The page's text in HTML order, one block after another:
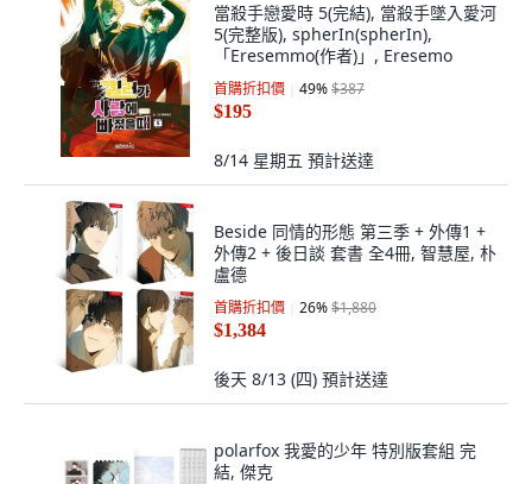
當殺手戀愛時 5(完結), 當殺手墜入愛河
5(完整版), spherIn(spherIn),
「Eresemmo(作者)」, Eresemo
首購折扣價 49%$387
$195
8/14 星期五 預計送達
Beside 同情的形態 第三季 + 外傳1 +
外傳2 + 後日談 套書 全4冊, 智慧屋, 朴
盧德
首購折扣價 26%$1,880
$1,384
後天 8/13 (四) 預計送達
polarfox 我愛的少年 特別版套組 完
結, 傑克